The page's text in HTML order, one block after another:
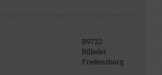
B9722
Billeder
Fredensborg